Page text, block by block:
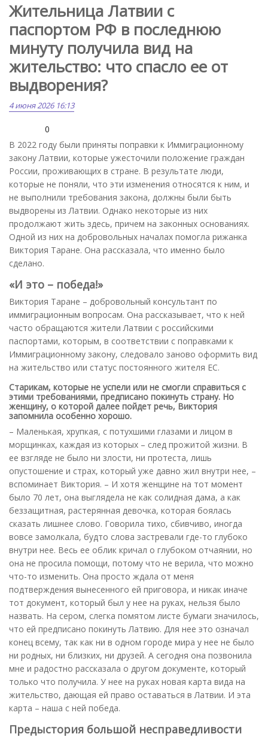
Жительница Латвии с
паспортом РФ в последнюю
минуту получила вид на
жительство: что спасло ее от
выдворения?
4 июня 2026 16:13
0
В 2022 году были приняты поправки к Иммиграционному
закону Латвии, которые ужесточили положение граждан
России, проживающих в стране. В результате люди,
которые не поняли, что эти изменения относятся к ним, и
не выполнили требования закона, должны были быть
выдворены из Латвии. Однако некоторые из них
продолжают жить здесь, причем на законных основаниях.
Одной из них на добровольных началах помогла рижанка
Виктория Таране. Она рассказала, что именно было
сделано.
«И это – победа!»
Виктория Таране – добровольный консультант по
иммиграционным вопросам. Она рассказывает, что к ней
часто обращаются жители Латвии с российскими
паспортами, которым, в соответствии с поправками к
Иммиграционному закону, следовало заново оформить вид
на жительство или статус постоянного жителя ЕС.
Старикам, которые не успели или не смогли справиться с
этими требованиями, предписано покинуть страну. Но
женщину, о которой далее пойдет речь, Виктория
запомнила особенно хорошо.
– Маленькая, хрупкая, с потухшими глазами и лицом в
морщинках, каждая из которых – след прожитой жизни. В
ее взгляде не было ни злости, ни протеста, лишь
опустошение и страх, который уже давно жил внутри нее, –
вспоминает Виктория. – И хотя женщине на тот момент
было 70 лет, она выглядела не как солидная дама, а как
беззащитная, растерянная девочка, которая боялась
сказать лишнее слово. Говорила тихо, сбивчиво, иногда
вовсе замолкала, будто слова застревали где-то глубоко
внутри нее. Весь ее облик кричал о глубоком отчаянии, но
она не просила помощи, потому что не верила, что можно
что-то изменить. Она просто ждала от меня
подтверждения вынесенного ей приговора, и никак иначе
тот документ, который был у нее на руках, нельзя было
назвать. На сером, слегка помятом листе бумаги значилось,
что ей предписано покинуть Латвию. Для нее это означал
конец всему, так как ни в одном городе мира у нее не было
ни родных, ни близких, ни друзей. А сегодня она позвонила
мне и радостно рассказала о другом документе, который
только что получила. У нее на руках новая карта вида на
жительство, дающая ей право оставаться в Латвии. И эта
карта – наша с ней победа.
Предыстория большой несправедливости